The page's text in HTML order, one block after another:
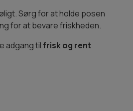
Sørg for at holde posen
for at bevare friskheden.
adgang tilfrisk og rent